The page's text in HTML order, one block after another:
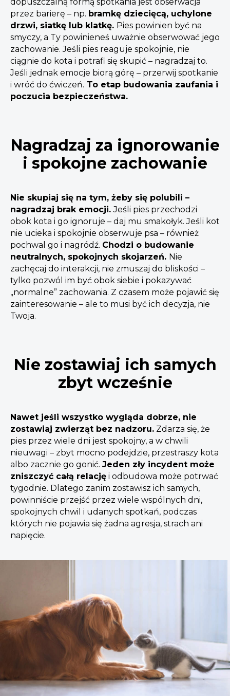
przez barierę – np. bramkę dziecięcą, uchylone
drzwi, siatkę lub klatkę. Pies powinien być na
smyczy, a Ty powinieneś uważnie obserwować jego
zachowanie. Jeśli pies reaguje spokojnie, nie
ciągnie do kota i potrafi się skupić – nagradzaj to.
Jeśli jednak emocje biorą górę – przerwij spotkanie
i wróć do ćwiczeń. To etap budowania zaufania i
poczucia bezpieczeństwa.
Nagradzaj za ignorowanie
i spokojne zachowanie
Nie skupiaj się na tym, żeby się polubili –
nagradzaj brak emocji.Jeśli pies przechodzi
obok kota i go ignoruje – daj mu smakołyk. Jeśli kot
nie ucieka i spokojnie obserwuje psa – również
pochwal go i nagródź. Chodzi o budowanie
neutralnych, spokojnych skojarzeń. Nie
zachęcaj do interakcji, nie zmuszaj do bliskości –
tylko pozwól im być obok siebie i pokazywać
„normalne” zachowania. Z czasem może pojawić się
zainteresowanie – ale to musi być ich decyzja, nie
Twoja.
Nie zostawiaj ich samych
zbyt wcześnie
Nawet jeśli wszystko wygląda dobrze, nie
zostawiaj zwierząt bez nadzoru. Zdarza się, że
pies przez wiele dni jest spokojny, a w chwili
nieuwagi – zbyt mocno podejdzie, przestraszy kota
albo zacznie go gonić. Jeden zły incydent może
zniszczyć całą relację i odbudowa może potrwać
tygodnie. Dlatego zanim zostawisz ich samych,
powinniście przejść przez wiele wspólnych dni,
spokojnych chwil i udanych spotkań, podczas
których nie pojawia się żadna agresja, strach ani
napięcie.